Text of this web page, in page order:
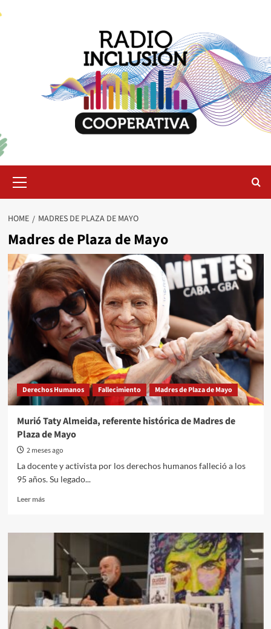
Menu
HOME MADRES DE PLAZA DE MAYO
Madres de Plaza de Mayo
Derechos Humanos Fallecimiento Madres de Plaza de Mayo
Murió Taty Almeida, referente histórica de Madres de
Plaza de Mayo
2 meses ago
La docente y activista por los derechos humanos falleció a los
95 años. Su legado...
Leer másRead
Murió
Taty
Almeida,
referente
histórica
de
Madres
de
Plaza